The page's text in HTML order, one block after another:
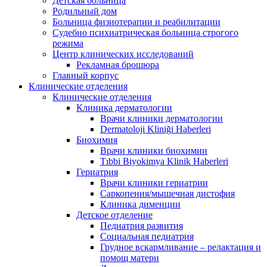
Родильный дом
Больница физиотерапии и реабилитации
Судебно психиатрическая больница строгого
режима
Центр клинических исследований
Рекламная брошюра
Главный корпус
Клинические отделения
Клинические отделения
Клиника дерматологии
Врачи клиники дерматологии
Dermatoloji Kliniği Haberleri
Биохимия
Врачи клиники биохимии
Tıbbi Biyokimya Klinik Haberleri
Гериатрия
Врачи клиники гериатрии
Саркопения/мышечная дистофия
Клиника дименции
Детское отделение
Педиатрия развития
Социальная педиатрия
Грудное вскармливание – релактация и
помощ матери